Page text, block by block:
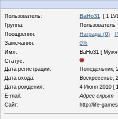
Пользователь:
BaHo31 [ 1
Группа:
Пользователь
Поощрения:
Награды (0)
Замечания:
0%
Имя:
BaHo31 [
Статус:
Дата регистрации:
Понедельник,
Дата входа:
Воскресенье,
Дата рождения:
4 Июня 2010 [
E-mail:
Адрес скрыт
Сайт:
http://life-